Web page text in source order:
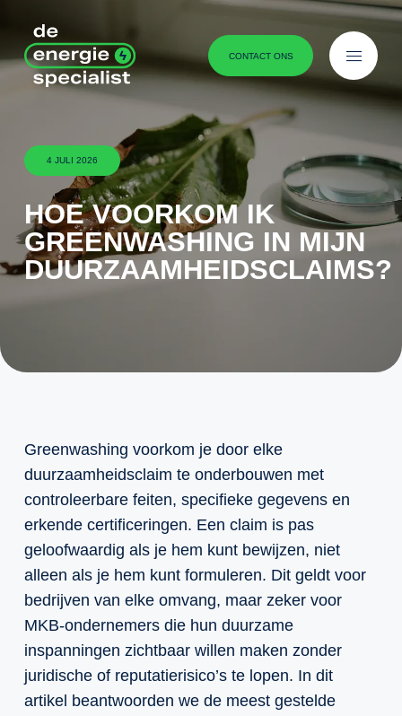
Ga naar content
CONTACT ONS menu
4 JULI 2026
HOE VOORKOM IK
GREENWASHING IN MIJN
DUURZAAMHEIDSCLAIMS?
Greenwashing voorkom je door elke
duurzaamheidsclaim te onderbouwen met
controleerbare feiten, specifieke gegevens en
erkende certificeringen. Een claim is pas
geloofwaardig als je hem kunt bewijzen, niet
alleen als je hem kunt formuleren. Dit geldt voor
bedrijven van elke omvang, maar zeker voor
MKB-ondernemers die hun duurzame
inspanningen zichtbaar willen maken zonder
juridische of reputatierisico’s te lopen. In dit
artikel beantwoorden we de meest gestelde